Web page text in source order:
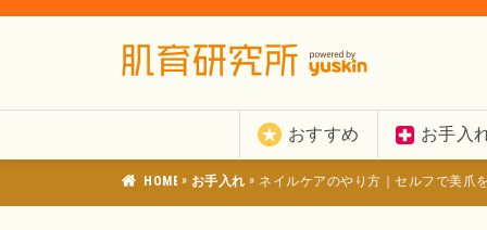
おすすめ お手入
肌育研究所
» お手入れ » ネイルケアのやり方｜セルフで美爪